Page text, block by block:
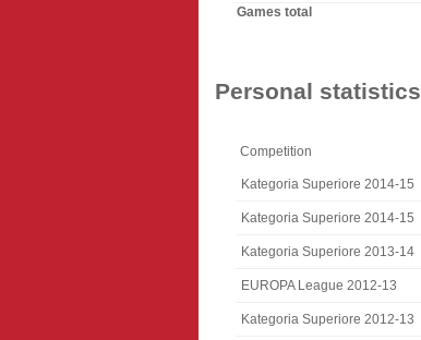
Games total
Personal statistics
Competition
Kategoria Superiore 2014-15
Kategoria Superiore 2014-15
Kategoria Superiore 2013-14
EUROPA League 2012-13
Kategoria Superiore 2012-13